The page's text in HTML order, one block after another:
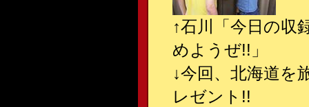
↑石川「今日の収
めようぜ!!」
↓今回、北海道を
レゼント!!